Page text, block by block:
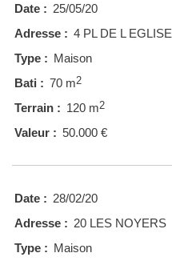
Date : 25/05/20
Adresse : 4 PL DE L EGLISE
Type : Maison
Bati : 70 m2
Terrain : 120 m2
Valeur : 50.000 €
Date : 28/02/20
Adresse : 20 LES NOYERS
Type : Maison